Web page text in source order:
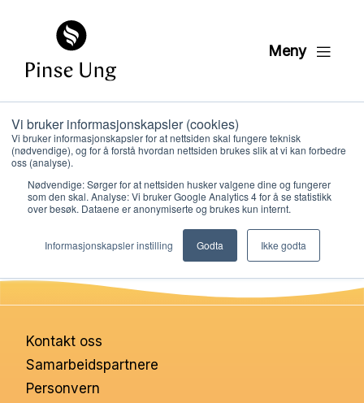
Vi bruker informasjonskapsler (cookies)
Vi bruker informasjonskapsler for at nettsiden skal fungere teknisk
(nødvendige), og for å forstå hvordan nettsiden brukes slik at vi kan forbedre
oss (analyse).
Nødvendige: Sørger for at nettsiden husker valgene dine og fungerer
som den skal. Analyse: Vi bruker Google Analytics 4 for å se statistikk
over besøk. Dataene er anonymiserte og brukes kun internt.
Informasjonskapsler instilling Godta Ikke godta
Meny
Hellighet
PER KRISTIAN LØVE
PUBLISERT10. JUNI 2024
Kontakt oss
Samarbeidspartnere
Personvern
Hva vi gjør
Ressurser
Nettbutikk